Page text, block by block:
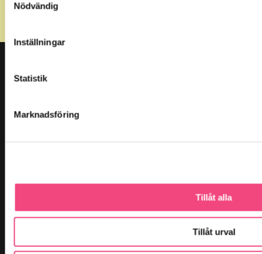
Nödvändig
Inställningar
Statistik
Marknadsföring
Tillåt alla
Tillåt urval
enlighet med integritetspolicy *
Funktionsverket AB
enkla och smarta hjälpmedel.
Kunskapsbank